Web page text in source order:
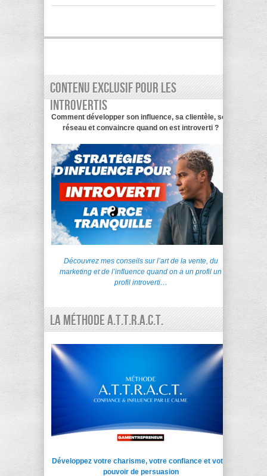
Contenu exclusif pour les
introvertis
Comment développer son influence, sa clientèle, son
réseau et convaincre quand on est introverti ?
Découvrez mes conseils sur l’art de la vente, du
marketing et de l’influence quand on a un profil un
profil introverti…
La Méthode A.T.T.R.A.C.T.
Développez votre charisme, votre confiance et votre
pouvoir de persuasion